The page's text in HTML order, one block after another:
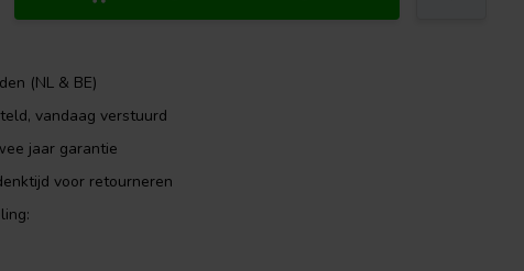
(NL & BE)
vandaag verstuurd
jaar garantie
voor retourneren